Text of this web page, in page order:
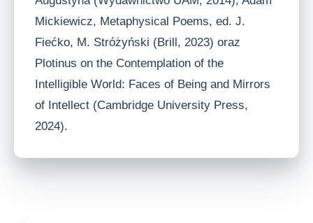
Mickiewicz, Metaphysical Poems, ed. J.
Fiećko, M. Stróżyński (Brill, 2023) oraz
Plotinus on the Contemplation of the
Intelligible World: Faces of Being and Mirrors
of Intellect (Cambridge University Press,
2024).